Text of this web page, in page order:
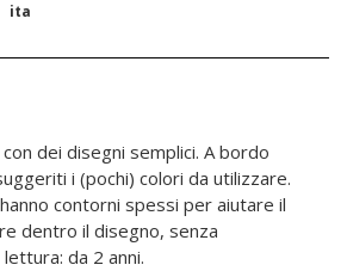
ita
dei disegni semplici. A bordo
i (pochi) colori da utilizzare.
contorni spessi per aiutare il
dentro il disegno, senza
da 2 anni.